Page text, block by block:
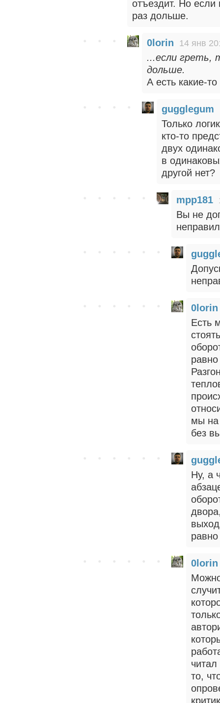
отъездит. Но если
раз дольше.
0lorin 14 янв
...если греть,
дольше.
А есть какие-
gugglegum
Только
кто-то
двух
в
другой нет?
mpp181
Вы не
0lorin
Есть
мы на
без
Ну, а
0lorin
то,